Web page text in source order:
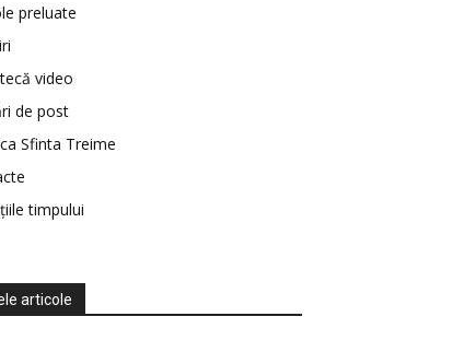
preluate
video
de post
Sfinta Treime
timpului
articole